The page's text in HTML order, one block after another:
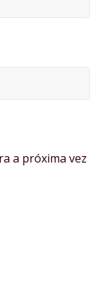
a próxima vez